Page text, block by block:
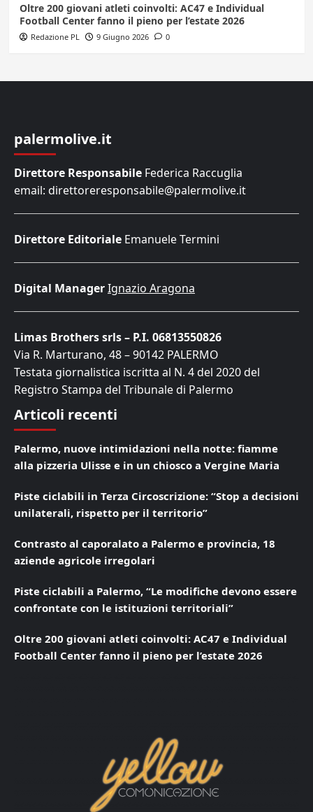
Oltre 200 giovani atleti coinvolti: AC47 e Individual
Football Center fanno il pieno per l’estate 2026
Redazione PL 9 Giugno 2026 0
palermolive.it
Direttore Responsabile Federica Raccuglia
email: direttoreresponsabile@palermolive.it
Direttore Editoriale Emanuele Termini
Digital ManagerIgnazio Aragona
Limas Brothers srls – P.I. 06813550826
Via R. Marturano, 48 – 90142 PALERMO
Testata giornalistica iscritta al N. 4 del 2020 del
Registro Stampa del Tribunale di Palermo
Articoli recenti
Palermo, nuove intimidazioni nella notte: fiamme
alla pizzeria Ulisse e in un chiosco a Vergine Maria
Piste ciclabili in Terza Circoscrizione: “Stop a decisioni
unilaterali, rispetto per il territorio”
Contrasto al caporalato a Palermo e provincia, 18
aziende agricole irregolari
Piste ciclabili a Palermo, “Le modifiche devono essere
confrontate con le istituzioni territoriali”
Oltre 200 giovani atleti coinvolti: AC47 e Individual
Football Center fanno il pieno per l’estate 2026